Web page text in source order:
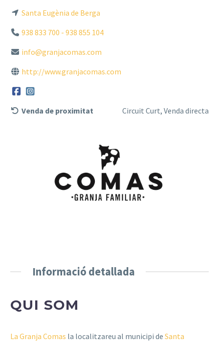
Santa Eugènia de Berga
938 833 700 - 938 855 104
info@granjacomas.com
http://www.granjacomas.com
Venda de proximitat Circuit Curt, Venda directa
Informació detallada
QUI SOM
La Granja Comas la localitzareu al municipi de Santa